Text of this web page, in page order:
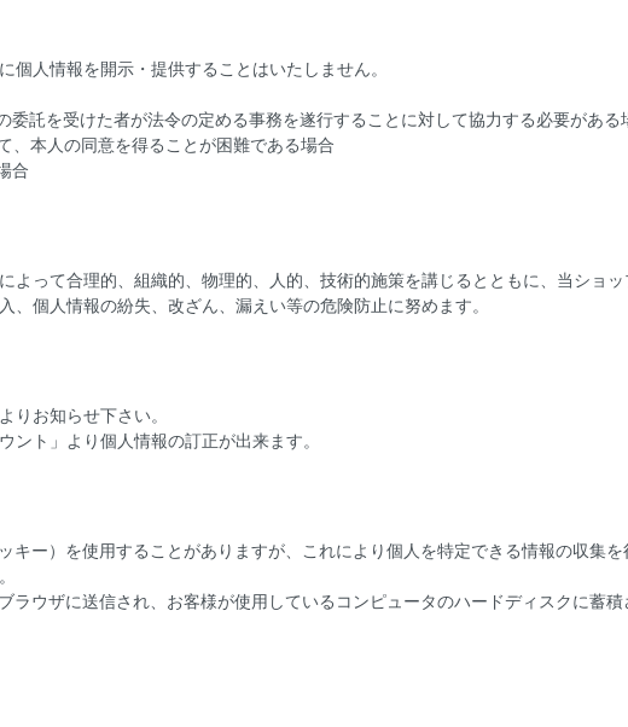
人情報を開示・提供することはいたしません。
託を受けた者が法令の定める事務を遂行することに対して協力する必要がある
、本人の同意を得ることが困難である場合
合
よって合理的、組織的、物理的、人的、技術的施策を講じるとともに、当ショッ
個人情報の紛失、改ざん、漏えい等の危険防止に努めます。
りお知らせ下さい。
ント」より個人情報の訂正が出来ます。
キー）を使用することがありますが、これにより個人を特定できる情報の収集
ウザに送信され、お客様が使用しているコンピュータのハードディスクに蓄積